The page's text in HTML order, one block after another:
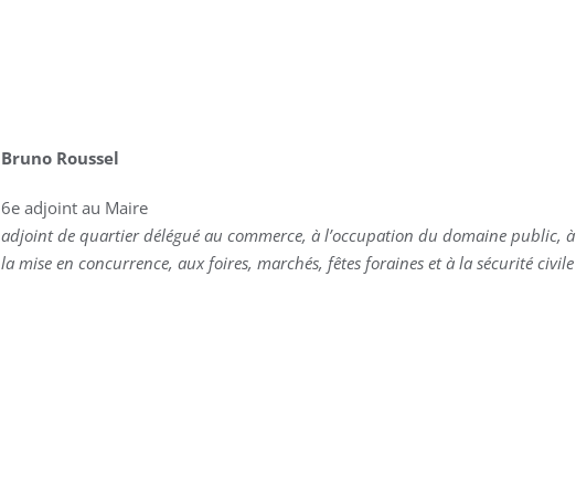
Bruno Roussel
6e adjoint au Maire
adjoint de quartier délégué au commerce, à l’occupation du domaine public, à
la mise en concurrence, aux foires, marchés, fêtes foraines et à la sécurité civile